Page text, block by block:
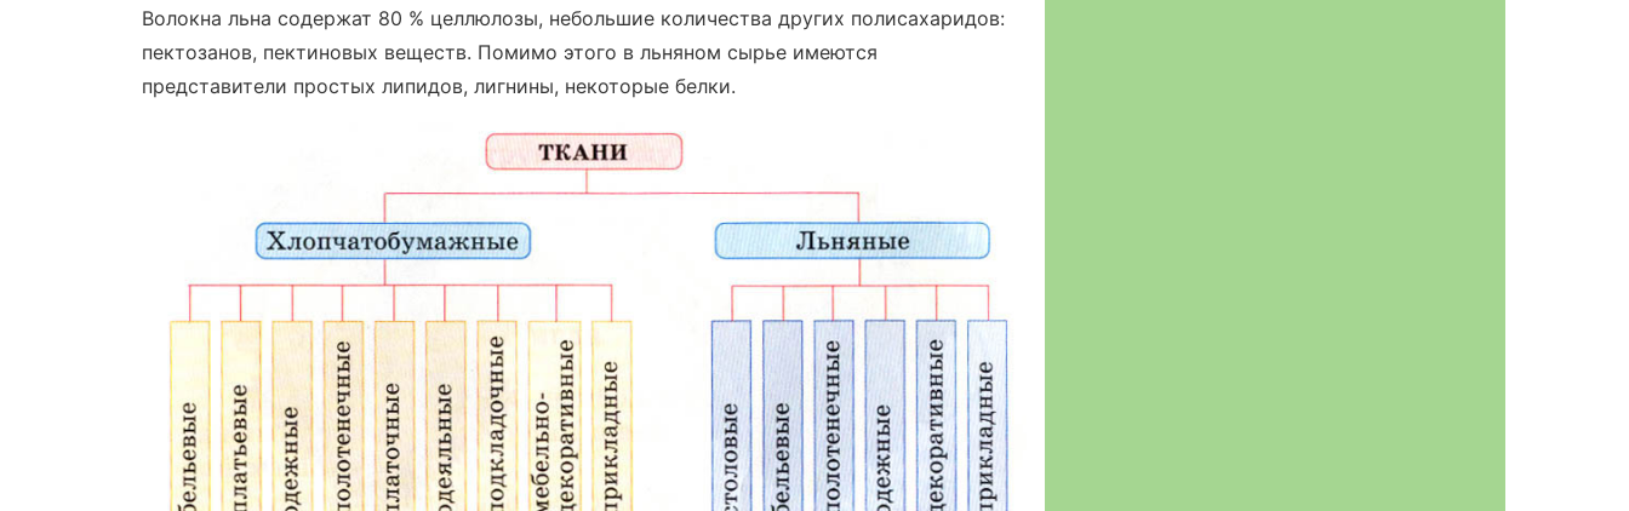
Волокна льна содержат 80 % целлюлозы, небольшие количества других полисахаридов:
пектозанов, пектиновых веществ. Помимо этого в льняном сырье имеются
представители простых липидов, лигнины, некоторые белки.